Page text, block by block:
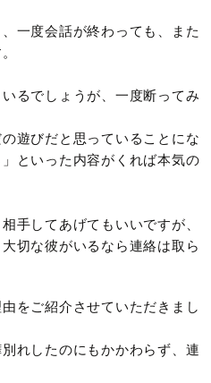
一度会話が終わっても、また
るでしょうが、一度断ってみ
遊びだと思っていることにな
といった内容がくれば本気の
手してあげてもいいですが、
切な彼がいるなら連絡は取ら
をご紹介させていただきまし
れしたのにもかかわらず、連